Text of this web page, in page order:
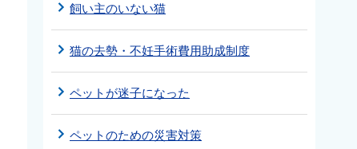
飼い主のいない猫
猫の去勢・不妊手術費用助成制度
ペットが迷子になった
ペットのための災害対策